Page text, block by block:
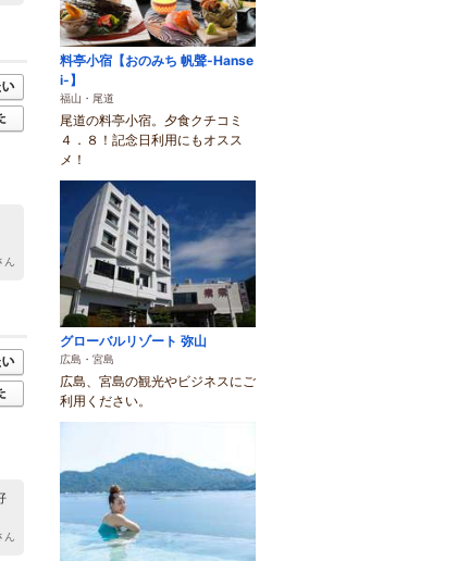
料亭小宿【おのみち 帆聲-Hanse
i-】
福山・尾道
尾道の料亭小宿。夕食クチコミ
４．８！記念日利用にもオスス
メ！
グローバルリゾート 弥山
広島・宮島
広島、宮島の観光やビジネスにご
利用ください。